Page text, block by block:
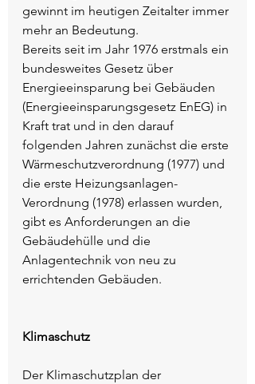
gewinnt im heutigen Zeitalter immer
mehr an Bedeutung.
Bereits seit im Jahr 1976 erstmals ein
bundesweites Gesetz über
Energieeinsparung bei Gebäuden
(Energieeinsparungsgesetz EnEG) in
Kraft trat und in den darauf
folgenden Jahren zunächst die erste
Wärmeschutzverordnung (1977) und
die erste Heizungsanlagen-
Verordnung (1978) erlassen wurden,
gibt es Anforderungen an die
Gebäudehülle und die
Anlagentechnik von neu zu
errichtenden Gebäuden.
Klimaschutz
Der Klimaschutzplan der